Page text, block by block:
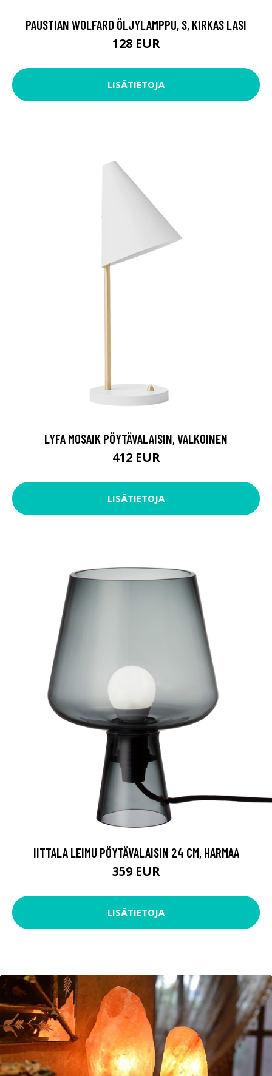
PAUSTIAN WOLFARD ÖLJYLAMPPU, S, KIRKAS LASI
128 EUR
LISÄTIETOJA
LYFA MOSAIK PÖYTÄVALAISIN, VALKOINEN
412 EUR
LISÄTIETOJA
IITTALA LEIMU PÖYTÄVALAISIN 24 CM, HARMAA
359 EUR
LISÄTIETOJA